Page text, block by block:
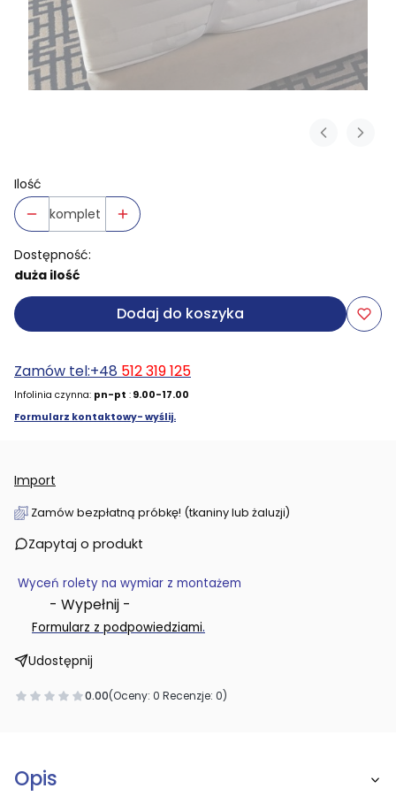
Ilość
komplet
Dostępność:
duża ilość
Dodaj do koszyka
Zamów tel:+48 512 319 125
Infolinia czynna: pn-pt : 9.00-17.00
Formularz kontaktowy- wyślij.
Import
Zamów bezpłatną próbkę! (tkaniny lub żaluzji)
Zapytaj o produkt
Wyceń rolety na wymiar z montażem
- Wypełnij -
Formularz z podpowiedziami.
Udostępnij
0.00(Oceny: 0 Recenzje: 0)
Opis